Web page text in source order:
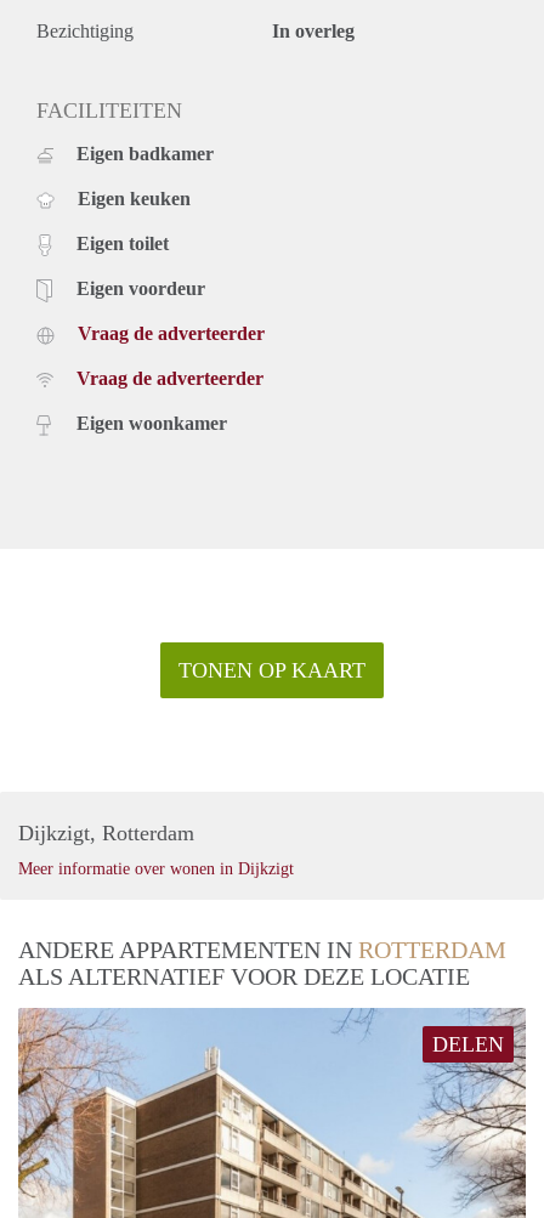
Bezichtiging In overleg
FACILITEITEN
Eigen badkamer
Eigen keuken
Eigen toilet
Eigen voordeur
Vraag de adverteerder
Vraag de adverteerder
Eigen woonkamer
TONEN OP KAART
Dijkzigt, Rotterdam
Meer informatie over wonen in Dijkzigt
ANDERE APPARTEMENTEN IN ROTTERDAM
ALS ALTERNATIEF VOOR DEZE LOCATIE
DELEN